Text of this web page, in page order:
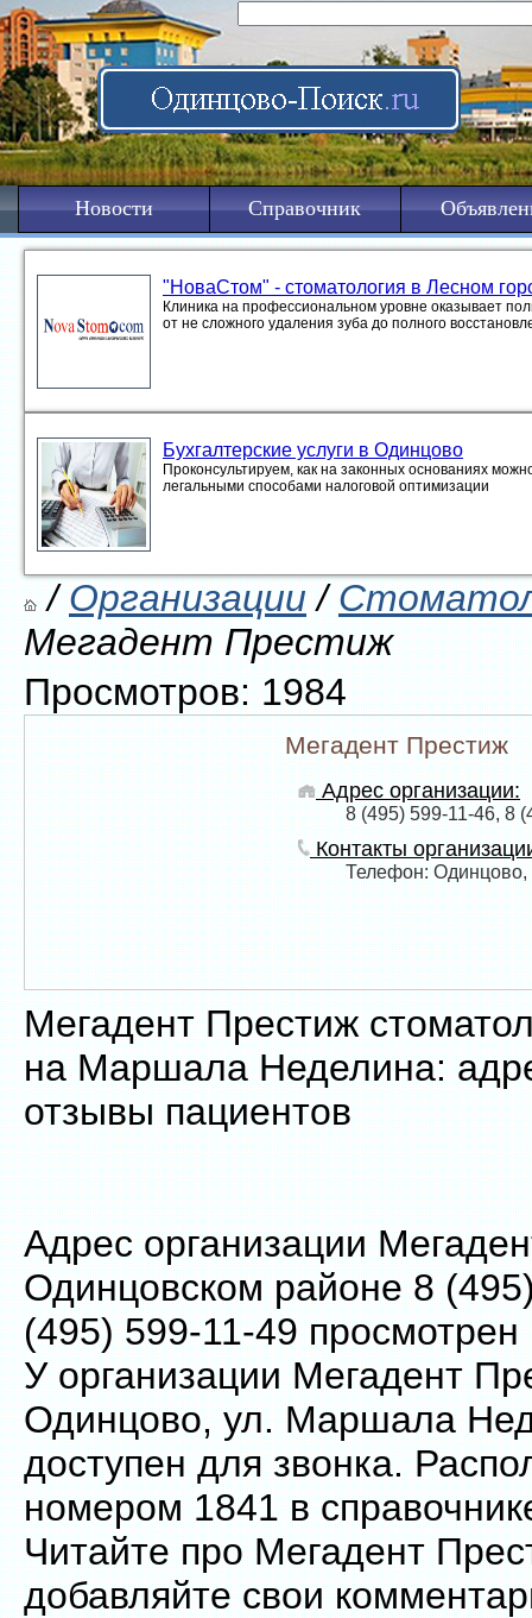
Новости Справочник
"НоваСтом" - стоматология в Лесном
Клиника на профессиональном уровне оказывает
от не сложного удаления зуба до полного
Бухгалтерские услуги в Одинцово
Проконсультируем, как на законных основаниях
легальными способами налоговой оптимизации
/Организации/
Мегадент Престиж
Просмотров: 1984
Мегадент Престиж
Адрес организации:
8 (495) 599-11-46, 8
Контакты
Телефон:
Мегадент Престиж
на Маршала Неделина:
отзывы пациентов
Адрес организации
Одинцовском районе 8
(495) 599-11-49
У организации Мегадент
Одинцово, ул. Маршала
доступен для звонка.
номером 1841 в
Читайте про Мегадент
добавляйте свои